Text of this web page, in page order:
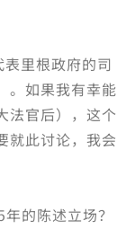
里根政府的司
。如果我有幸能
法官后），这个
就此讨论，我会
的陈述立场？